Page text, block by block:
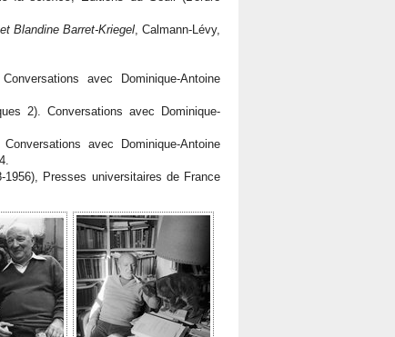
Blandine Barret-Kriegel, Calmann-Lévy,
avec Dominique-Antoine
2). Conversations avec Dominique-
avec Dominique-Antoine
1956), Presses universitaires de France